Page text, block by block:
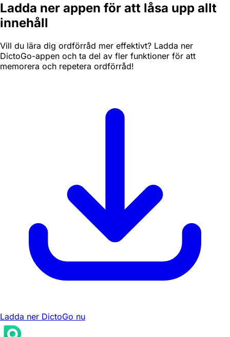
Ladda ner appen för att låsa upp allt
innehåll
Vill du lära dig ordförråd mer effektivt? Ladda ner
DictoGo-appen och ta del av fler funktioner för att
memorera och repetera ordförråd!
Ladda ner DictoGo nu